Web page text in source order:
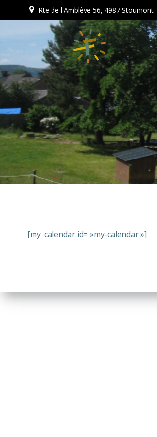
au
Rte de l'Amblève 56, 4987 Stoumont
[my_calendar id= »my-calendar »]